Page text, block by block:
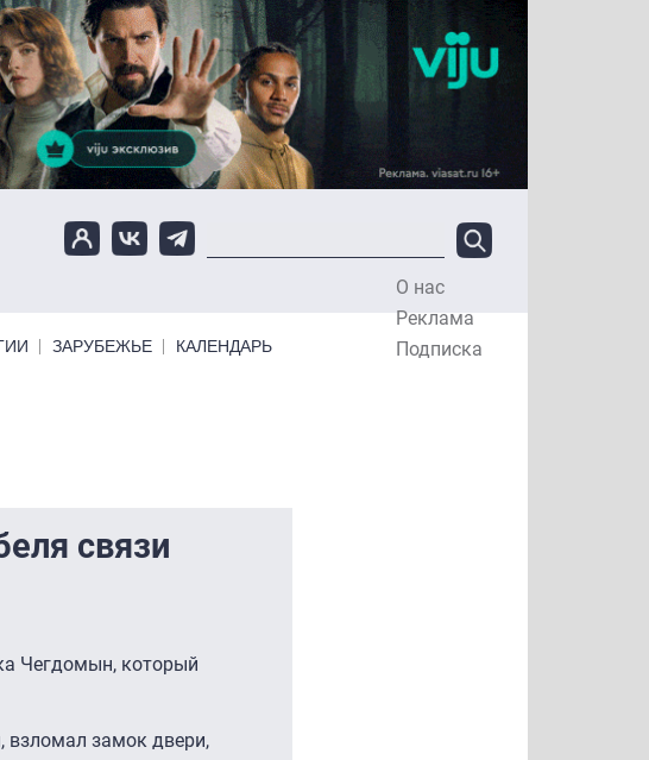
О нас
Реклама
Подписка
ЗАРУБЕЖЬЕ КАЛЕНДАРЬ
связи
Чегдомын, который
взломал замок двери,